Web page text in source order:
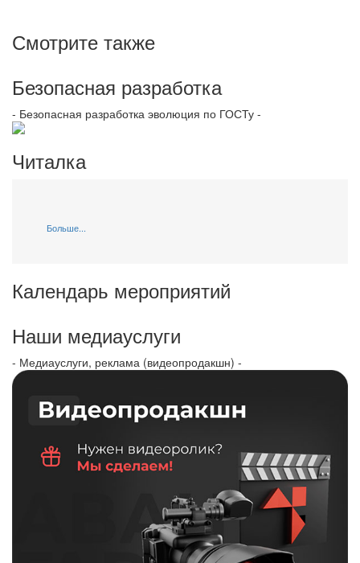
Смотрите также
Безопасная разработка
- Безопасная разработка эволюция по ГОСТу -
Читалка
Больше...
Календарь мероприятий
Наши медиауслуги
- Медиауслуги, реклама (видеопродакшн) -